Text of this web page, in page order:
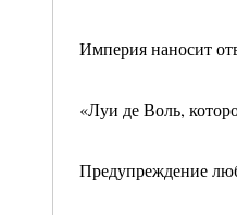
Империя наносит
«Луи де Воль,
Предупреждение